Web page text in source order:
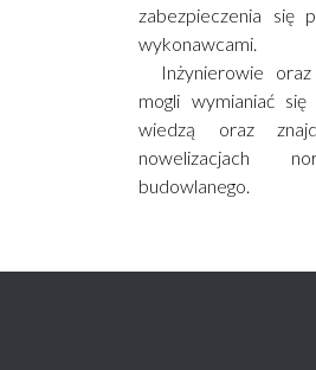
zabezpieczenia się
wykonawcami.
Inżynierowie
mogli wymianiać
wiedzą oraz
nowelizacjach
budowlanego.